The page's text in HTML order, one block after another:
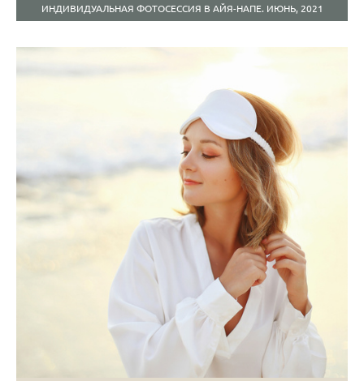
ИНДИВИДУАЛЬНАЯ ФОТОСЕССИЯ В АЙЯ-НАПЕ. ИЮНЬ, 2021